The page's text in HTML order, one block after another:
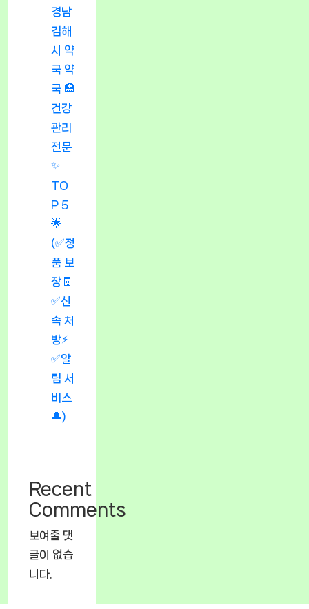
경남
김해
시 약
국 약
국 🏥
건강
관리
전문
✨
TO
P 5
🌟
(✅정
품 보
장🧾
✅신
속 처
방⚡
✅알
림 서
비스
🔔)
Recent
Comments
보여줄 댓
글이 없습
니다.